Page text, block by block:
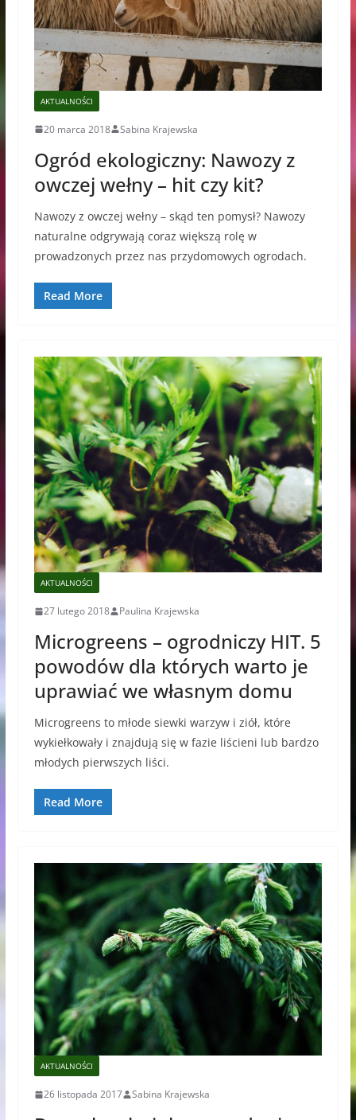
AKTUALNOŚCI
20 marca 2018 Sabina Krajewska
Ogród ekologiczny: Nawozy z
owczej wełny – hit czy kit?
Nawozy z owczej wełny – skąd ten pomysł? Nawozy
naturalne odgrywają coraz większą rolę w
prowadzonych przez nas przydomowych ogrodach.
Read More
AKTUALNOŚCI
27 lutego 2018 Paulina Krajewska
Microgreens – ogrodniczy HIT. 5
powodów dla których warto je
uprawiać we własnym domu
Microgreens to młode siewki warzyw i ziół, które
wykiełkowały i znajdują się w fazie liścieni lub bardzo
młodych pierwszych liści.
Read More
AKTUALNOŚCI
26 listopada 2017 Sabina Krajewska